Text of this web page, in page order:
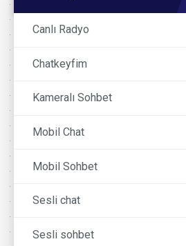
Canlı Radyo
Chatkeyfim
Kameralı Sohbet
Mobil Chat
Mobil Sohbet
Sesli chat
Sesli sohbet